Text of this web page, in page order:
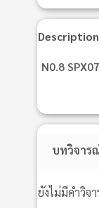
Description
N0.8
บทวิจาร
ยังไม่มีคำวิจ